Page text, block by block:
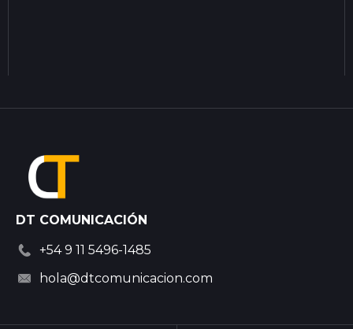
DT COMUNICACIÓN
+54 9 11 5496-1485
hola@dtcomunicacion.com